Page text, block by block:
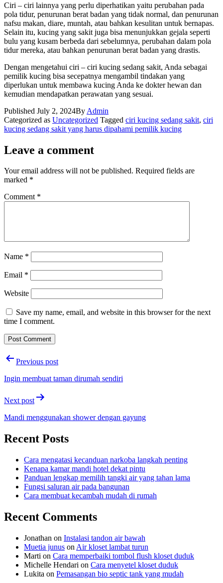
Ciri – ciri lainnya yang perlu diperhatikan yaitu perubahan pada
pola tidur, penurunan berat badan yang tidak normal, dan penurunan
nafsu makan, diare, muntah, atau bahkan kesulitan untuk bernapas.
Selain itu, kucing yang sakit juga bisa menunjukkan gejala seperti
bulu yang kusam berbeda dari sebelumnya, perubahan dalam pola
tidur mereka, atau bahkan penurunan berat badan yang drastis.
Dengan mengetahui ciri – ciri kucing sedang sakit, Anda sebagai
pemilik kucing bisa secepatnya mengambil tindakan yang
diperlukan untuk membawa kucing Anda ke dokter hewan dan
kemudian mendapatkan perawatan yang sesuai.
Published July 2, 2024By Admin
Categorized as Uncategorized Tagged ciri kucing sedang sakit, ciri
kucing sedang sakit yang harus dipahami pemilik kucing
Leave a comment
Your email address will not be published. Required fields are
marked *
Comment *
Name *
Email *
Website
Save my name, email, and website in this browser for the next
time I comment.
PostPrevious post
Ingin membuat taman dirumah sendiri
Next post
Mandi menggunakan shower dengan gayung
Recent Posts
Cara mengatasi kecanduan narkoba langkah penting
Kenapa kamar mandi hotel dekat pintu
Panduan lengkap memilih tangki air yang tahan lama
Fungsi saluran air pada bangunan
Cara membuat kecambah mudah di rumah
Recent Comments
Jonathan on Instalasi tandon air bawah
Muetia junus on Air kloset lambat turun
Marti on Cara memperbaiki tombol flush kloset duduk
Michelle Hendari on Cara menyetel kloset duduk
Lukita on Pemasangan bio septic tank yang mudah